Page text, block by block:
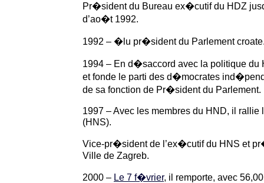
Pr�sident du Bureau ex�cutif du HDZ
d’ao�t 1992.
1992 – �lu pr�sident du Parlement
1994 – En d�saccord avec la politique du
et fonde le parti des d�mocrates
de sa fonction de Pr�sident du Parlement.
1997 – Avec les membres du HND, il rallie
(HNS).
Vice-pr�sident de l’ex�cutif du HNS et
Ville de Zagreb.
2000 – Le 7 f�vrier, il remporte, avec